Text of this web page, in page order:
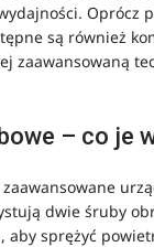
Oprócz
są również
zaawansowaną
– co je
dwie śruby
aby sprężyć